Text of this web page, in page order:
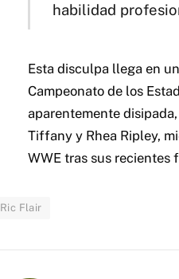
habilidad
Esta disculpa llega en
Campeonato de los
aparentemente
Tiffany y Rhea Ripley,
WWE tras sus recientes
Ric Flair